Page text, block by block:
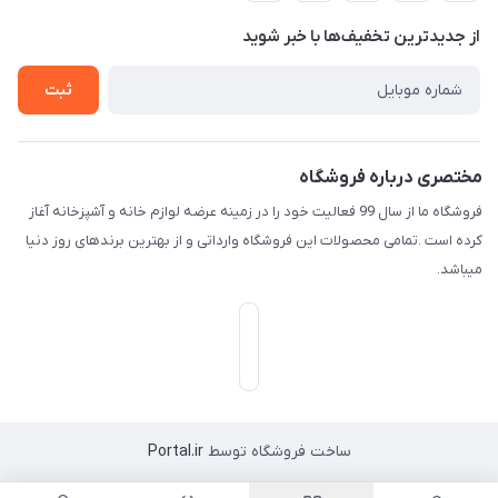
درباره ما
حریم خصوصی
راهنما
از جدید‌ترین تخفیف‌ها با‌ خبر شوید
ثبت
مختصری درباره فروشگاه
فروشگاه ما از سال 99 فعالیت خود را در زمینه عرضه لوازم خانه و آشپزخانه آغاز
کرده است .تمامی محصولات این فروشگاه وارداتی و از بهترین برندهای روز دنیا
میباشد.
ساخت فروشگاه توسطPortal.ir